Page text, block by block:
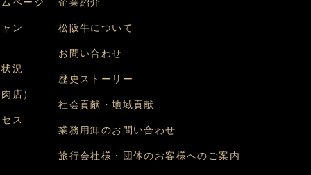
ページ
ン
況
店）
ス
企業紹介
松阪牛について
お問い合わせ
歴史ストーリー
社会貢献・地域貢献
業務用卸のお問い合わせ
旅行会社様・団体のお客様へのご案内